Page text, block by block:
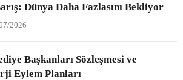
Dünya Daha Fazlasını Bekliyor
2026
Başkanları Sözleşmesi ve
Eylem Planları